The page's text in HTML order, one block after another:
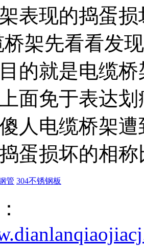
表现的捣蛋
架先看看发
的就是电缆
面免于表达
人电缆桥架
蛋损坏的相
管 304不锈钢板